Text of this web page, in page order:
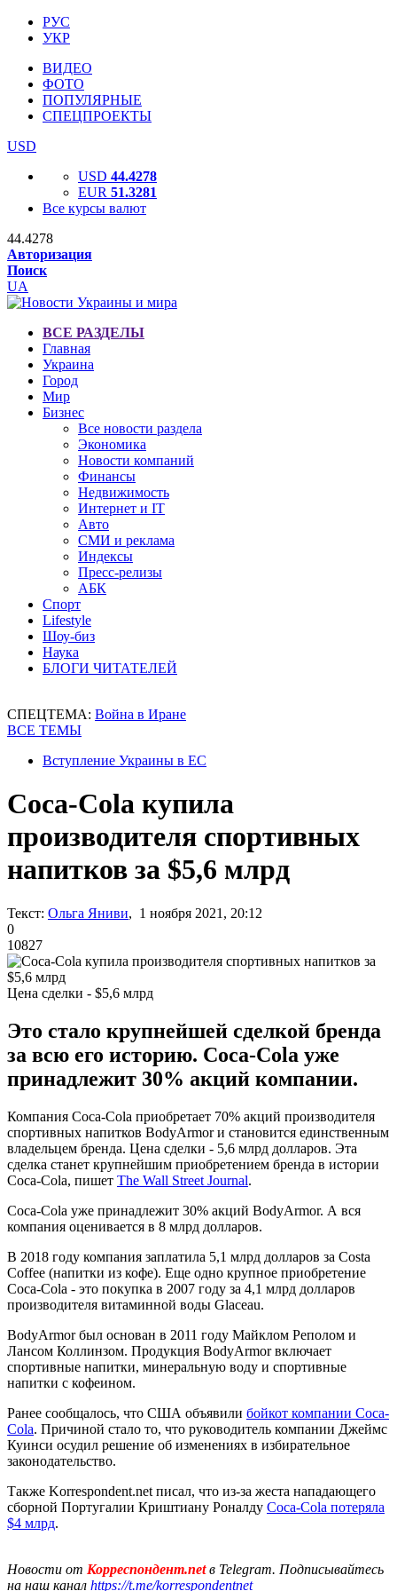
РУС
УКР
ВИДЕО
ФОТО
ПОПУЛЯРНЫЕ
СПЕЦПРОЕКТЫ
USD
USD 44.4278
EUR 51.3281
Все курсы валют
44.4278
Авторизация
Поиск
UA
ВСЕ РАЗДЕЛЫ
Главная
Украина
Город
Мир
Бизнес
Все новости раздела
Экономика
Новости компаний
Финансы
Недвижимость
Интернет и IT
Авто
СМИ и реклама
Индексы
Пресс-релизы
АБК
Спорт
Lifestyle
Шоу-биз
Наука
БЛОГИ ЧИТАТЕЛЕЙ
СПЕЦТЕМА: Война в Иране
ВСЕ ТЕМЫ
Вступление Украины в ЕС
Coca-Cola купила
производителя спортивных
напитков за $5,6 млрд
Текст: Ольга Яниви, 1 ноября 2021, 20:12
0
10827
Цена сделки - $5,6 млрд
Это стало крупнейшей сделкой бренда
за всю его историю. Coca-Cola уже
принадлежит 30% акций компании.
Компания Coca-Cola приобретает 70% акций производителя
спортивных напитков BodyArmor и становится единственным
владельцем бренда. Цена сделки - 5,6 млрд долларов. Эта
сделка станет крупнейшим приобретением бренда в истории
Coca-Cola, пишет The Wall Street Journal.
Coca-Cola уже принадлежит 30% акций BodyArmor. А вся
компания оценивается в 8 млрд долларов.
В 2018 году компания заплатила 5,1 млрд долларов за Costa
Coffee (напитки из кофе). Еще одно крупное приобретение
Coca-Cola - это покупка в 2007 году за 4,1 млрд долларов
производителя витаминной воды Glaceau.
BodyArmor был основан в 2011 году Майклом Реполом и
Лансом Коллинзом. Продукция BodyArmor включает
спортивные напитки, минеральную воду и спортивные
напитки с кофеином.
Ранее сообщалось, что США объявили бойкот компании Coca-
Cola. Причиной стало то, что руководитель компании Джеймс
Куинси осудил решение об изменениях в избирательное
законодательство.
Также Korrespondent.net писал, что из-за жеста нападающего
сборной Португалии Криштиану Роналду Coca-Cola потеряла
$4 млрд.
Новости от Корреспондент.netв Telegram. Подписывайтесь
на наш канал https://t.me/korrespondentnet